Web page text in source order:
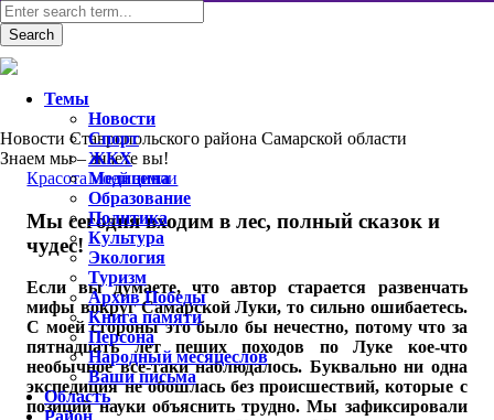
Новости Ставропольского района Самарской области
Знаем мы – знаете вы!
Красота моей земли
Мы сегодня входим в лес, полный сказок и
чудес!
Если вы думаете, что автор старается развенчать
мифы вокруг Самарской Луки, то сильно ошибаетесь.
С моей стороны это было бы нечестно, потому что за
пятнадцать лет пеших походов по Луке кое-что
необычное все-таки наблюдалось. Буквально ни одна
экспедиция не обошлась без происшествий, которые с
позиций науки объяснить трудно. Мы зафиксировали
Темы
Новости
Спорт
ЖКХ
Медицина
Образование
Политика
Культура
Экология
Туризм
Архив Победы
Книга памяти
Персона
Народный месяцеслов
Ваши письма
Область
Район